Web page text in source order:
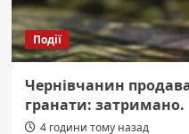
Події
Чернівчанин
гранати: затримано.
4 години тому назад